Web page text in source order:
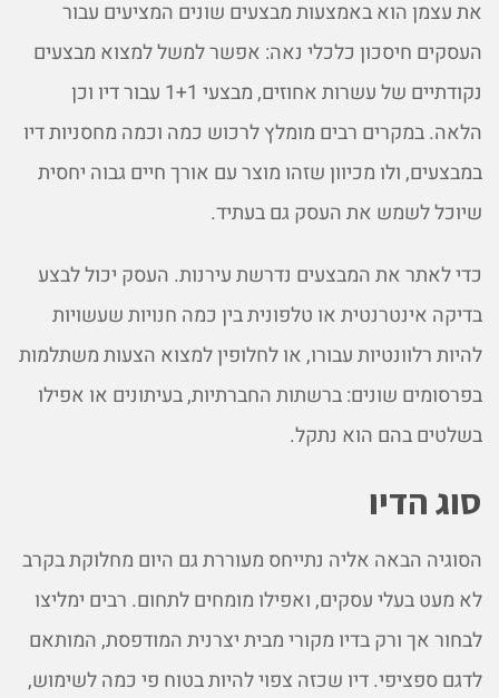
את עצמן הוא באמצעות מבצעים שונים המציעים עבור
העסקים חיסכון כלכלי נאה: אפשר למשל למצוא מבצעים
נקודתיים של עשרות אחוזים, מבצעי 1+1 עבור דיו וכן
הלאה. במקרים רבים מומלץ לרכוש כמה וכמה מחסניות דיו
במבצעים, ולו מכיוון שזהו מוצר עם אורך חיים גבוה יחסית
שיוכל לשמש את העסק גם בעתיד.
כדי לאתר את המבצעים נדרשת עירנות. העסק יכול לבצע
בדיקה אינטרנטית או טלפונית בין כמה חנויות שעשויות
להיות רלוונטיות עבורו, או לחלופין למצוא הצעות משתלמות
בפרסומים שונים: ברשתות החברתיות, בעיתונים או אפילו
בשלטים בהם הוא נתקל.
סוג הדיו
הסוגיה הבאה אליה נתייחס מעוררת גם היום מחלוקת בקרב
לא מעט בעלי עסקים, ואפילו מומחים לתחום. רבים ימליצו
לבחור אך ורק בדיו מקורי מבית יצרנית המודפסת, המותאם
לדגם ספציפי. דיו שכזה צפוי להיות בטוח פי כמה לשימוש,